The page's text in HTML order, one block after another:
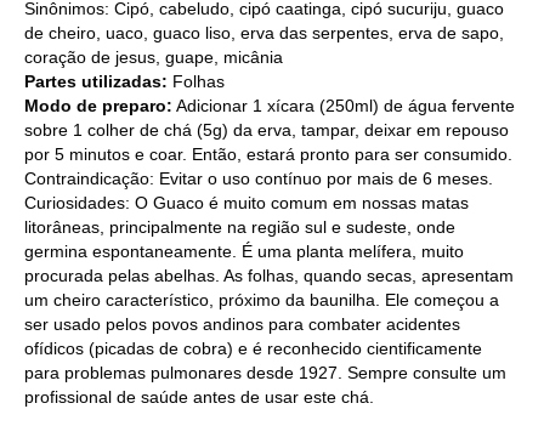
Sinônimos: Cipó, cabeludo, cipó caatinga, cipó sucuriju, guaco
de cheiro, uaco, guaco liso, erva das serpentes, erva de sapo,
coração de jesus, guape, micânia
Partes utilizadas: Folhas
Modo de preparo: Adicionar 1 xícara (250ml) de água fervente
sobre 1 colher de chá (5g) da erva, tampar, deixar em repouso
por 5 minutos e coar. Então, estará pronto para ser consumido.
Contraindicação: Evitar o uso contínuo por mais de 6 meses.
Curiosidades: O Guaco é muito comum em nossas matas
litorâneas, principalmente na região sul e sudeste, onde
germina espontaneamente. É uma planta melífera, muito
procurada pelas abelhas. As folhas, quando secas, apresentam
um cheiro característico, próximo da baunilha. Ele começou a
ser usado pelos povos andinos para combater acidentes
ofídicos (picadas de cobra) e é reconhecido cientificamente
para problemas pulmonares desde 1927. Sempre consulte um
profissional de saúde antes de usar este chá.